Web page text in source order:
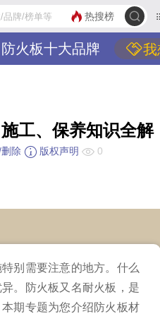
热搜榜
我
防火板十大品牌
工、保养知识全解
除 版权声明 0
别需要注意的地方。什么
。防火板又名耐火板，是
期专题为您介绍防火板材